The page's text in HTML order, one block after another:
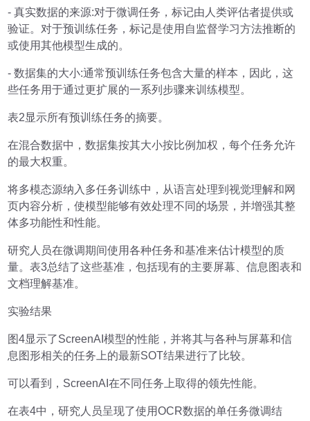
- 真实数据的来源:对于微调任务，标记由人类评估者提供或
验证。对于预训练任务，标记是使用自监督学习方法推断的
或使用其他模型生成的。
- 数据集的大小:通常预训练任务包含大量的样本，因此，这
些任务用于通过更扩展的一系列步骤来训练模型。
表2显示所有预训练任务的摘要。
在混合数据中，数据集按其大小按比例加权，每个任务允许
的最大权重。
将多模态源纳入多任务训练中，从语言处理到视觉理解和网
页内容分析，使模型能够有效处理不同的场景，并增强其整
体多功能性和性能。
研究人员在微调期间使用各种任务和基准来估计模型的质
量。表3总结了这些基准，包括现有的主要屏幕、信息图表和
文档理解基准。
实验结果
图4显示了ScreenAI模型的性能，并将其与各种与屏幕和信
息图形相关的任务上的最新SOT结果进行了比较。
可以看到，ScreenAI在不同任务上取得的领先性能。
在表4中，研究人员呈现了使用OCR数据的单任务微调结